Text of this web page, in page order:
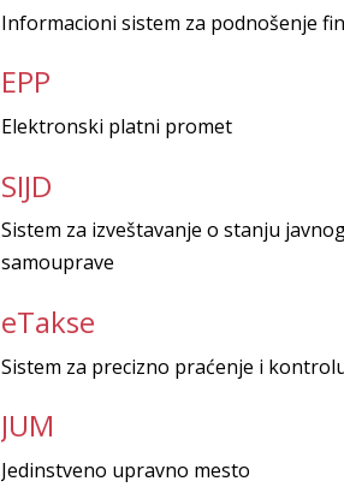
Informacioni sistem za podnošenje
EPP
Elektronski platni promet
SIJD
Sistem za izveštavanje o stanju
samouprave
eTakse
Sistem za precizno praćenje i
JUM
Jedinstveno upravno mesto